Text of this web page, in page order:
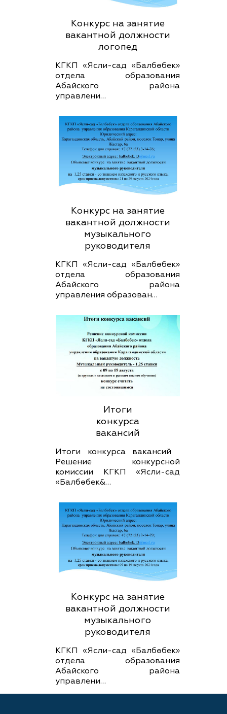
Конкурс на занятие
вакантной должности
логопед
КГКП «Ясли-сад «Балбөбек»
отдела образования
Абайского района
управлени…
Конкурс на занятие
вакантной должности
музыкального
руководителя
КГКП «Ясли-сад «Балбөбек»
отдела образования
Абайского района
управления образован…
Итоги
конкурса
вакансий
Итоги конкурса вакансий
Решение конкурсной
комиссии КГКП «Ясли-сад
«Балбөбек&…
Конкурс на занятие
вакантной должности
музыкального
руководителя
КГКП «Ясли-сад «Балбөбек»
отдела образования
Абайского района
управлени…